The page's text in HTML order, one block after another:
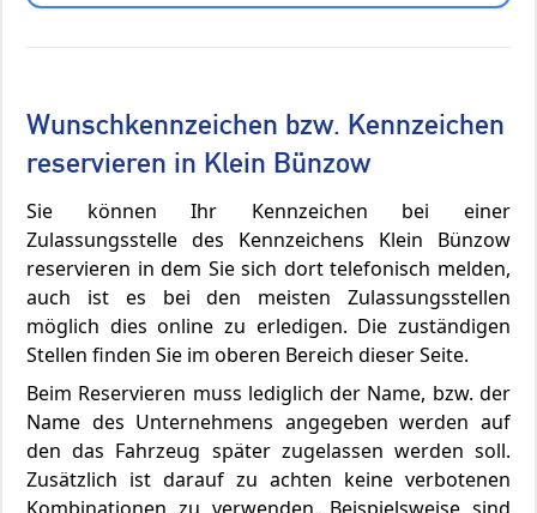
Wunschkennzeichen bzw. Kennzeichen
reservieren in Klein Bünzow
Sie können Ihr Kennzeichen bei einer
Zulassungsstelle des Kennzeichens Klein Bünzow
reservieren in dem Sie sich dort telefonisch melden,
auch ist es bei den meisten Zulassungsstellen
möglich dies online zu erledigen. Die zuständigen
Stellen finden Sie im oberen Bereich dieser Seite.
Beim Reservieren muss lediglich der Name, bzw. der
Name des Unternehmens angegeben werden auf
den das Fahrzeug später zugelassen werden soll.
Zusätzlich ist darauf zu achten keine verbotenen